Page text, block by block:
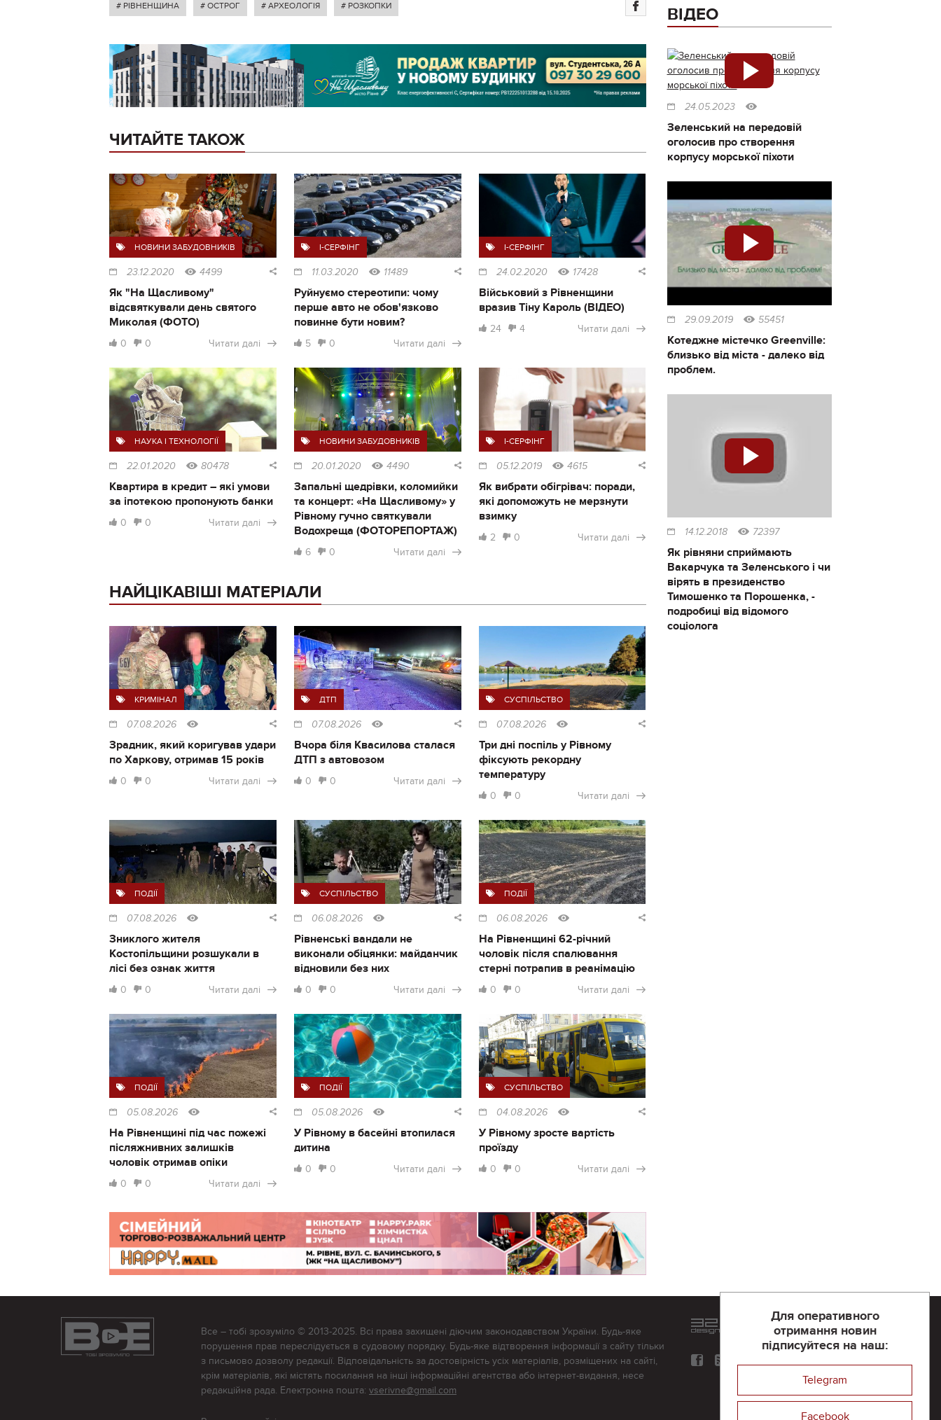
# РІВНЕНЩИНА # ОСТРОГ # АРХЕОЛОГІЯ # РОЗКОПКИ
ЧИТАЙТЕ ТАКОЖ
НОВИНИ ЗАБУДОВНИКІВ
23.12.2020 4499
Як "На Щасливому"
відсвяткували день святого
Миколая (ФОТО)
0 0 Читати далі
I-СЕРФІНГ
11.03.2020 11489
Руйнуємо стереотипи: чому
перше авто не обов'язково
повинне бути новим?
5 0 Читати далі
I-СЕРФІНГ
24.02.2020 17428
Військовий з Рівненщини
вразив Тіну Кароль (ВІДЕО)
24 4 Читати далі
НАУКА І ТЕХНОЛОГІЇ
22.01.2020 80478
Квартира в кредит – які умови
за іпотекою пропонують банки
0 0 Читати далі
НОВИНИ ЗАБУДОВНИКІВ
20.01.2020 4490
Запальні щедрівки, коломийки
та концерт: «На Щасливому» у
Рівному гучно святкували
Водохреща (ФОТОРЕПОРТАЖ)
6 0 Читати далі
I-СЕРФІНГ
05.12.2019 4615
Як вибрати обігрівач: поради,
які допоможуть не мерзнути
взимку
2 0 Читати далі
НАЙЦІКАВІШІ МАТЕРІАЛИ
КРИМІНАЛ
07.08.2026
Зрадник, який коригував удари
по Харкову, отримав 15 років
0 0 Читати далі
ДТП
07.08.2026
Вчора біля Квасилова сталася
ДТП з автовозом
0 0 Читати далі
СУСПІЛЬСТВО
07.08.2026
Три дні поспіль у Рівному
фіксують рекордну
температуру
0 0 Читати далі
ПОДІЇ
07.08.2026
Зниклого жителя
Костопільщини розшукали в
лісі без ознак життя
0 0 Читати далі
СУСПІЛЬСТВО
06.08.2026
Рівненські вандали не
виконали обіцянки: майданчик
відновили без них
0 0 Читати далі
ПОДІЇ
06.08.2026
На Рівненщині 62-річний
чоловік після спалювання
стерні потрапив в реанімацію
0 0 Читати далі
ПОДІЇ
05.08.2026
На Рівненщині під час пожежі
післяжнивних залишків
чоловік отримав опіки
0 0 Читати далі
ПОДІЇ
05.08.2026
У Рівному в басейні втопилася
дитина
0 0 Читати далі
СУСПІЛЬСТВО
04.08.2026
У Рівному зросте вартість
проїзду
0 0 Читати далі
ВІДЕО
24.05.2023
Зеленський на передовій
оголосив про створення
корпусу морської піхоти
29.09.2019 55451
Котеджне містечко Greenville:
близько від міста - далеко від
проблем.
14.12.2018 72397
Як рівняни сприймають
Вакарчука та Зеленського і чи
вірять в президенство
Тимошенко та Порошенка, -
подробиці від відомого
соціолога
Для оперативного
отримання новин
підписуйтеся на наш:
Telegram
Facebook
Все – тобі зрозуміло © 2013-2025. Всі права захищені діючим законодавством України. Будь-яке
порушення прав переслідується в судовому порядку. Будь-яке відтворення інформації з сайту тільки
з письмово дозволу редакції. Відповідальність за достовірність усіх матеріалів, розміщених на сайті,
крім матеріалів, які містять посилання на інші інформаційні агентства або інтернет-видання, несе
редакційна рада. Електронна пошта: vserivne@gmail.com
Розроблений та підтримується
компанії 32х32